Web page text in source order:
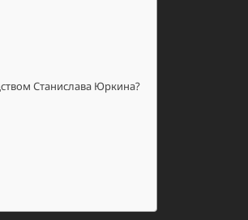
Станислава Юркина?